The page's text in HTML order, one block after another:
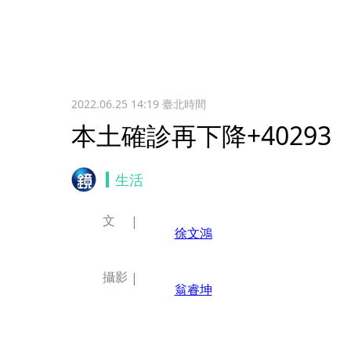
2022.06.25 14:19臺北時間
本土確診再下降
生活
文
徐文鴻
攝影
翁睿坤